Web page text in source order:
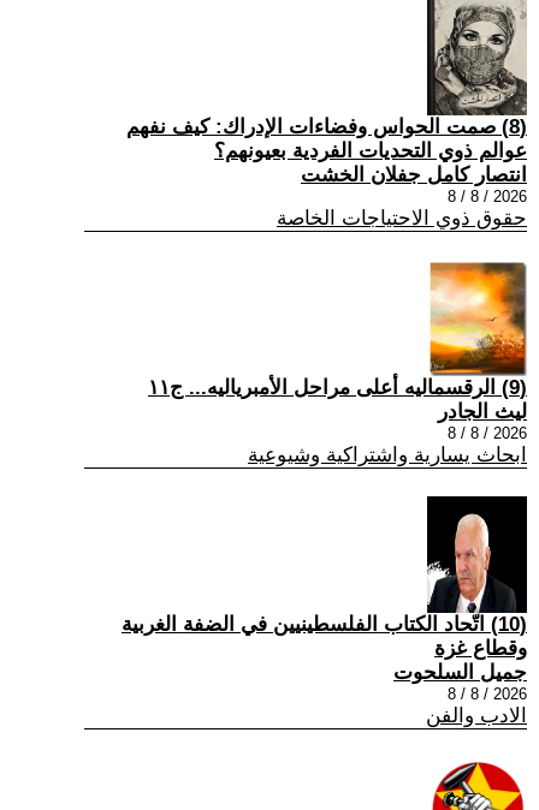
(8) صمت الحواس وفضاءات الإدراك: كيف نفهم
عوالم ذوي التحديات الفردية بعيونهم؟
انتصار كامل جفلان الخشت
2026 / 8 / 8
حقوق ذوي الاحتياجات الخاصة
(9) الرقسماليه أعلى مراحل الأمبرياليه... ج١١
ليث الجادر
2026 / 8 / 8
ابحاث يسارية واشتراكية وشيوعية
(10) اتّحاد الكتاب الفلسطينيين في الضفة الغربية
وقطاع غزة
جميل السلحوت
2026 / 8 / 8
الادب والفن